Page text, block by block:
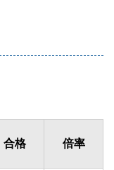
合格 倍率